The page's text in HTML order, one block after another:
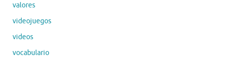
valores
videojuegos
videos
vocabulario